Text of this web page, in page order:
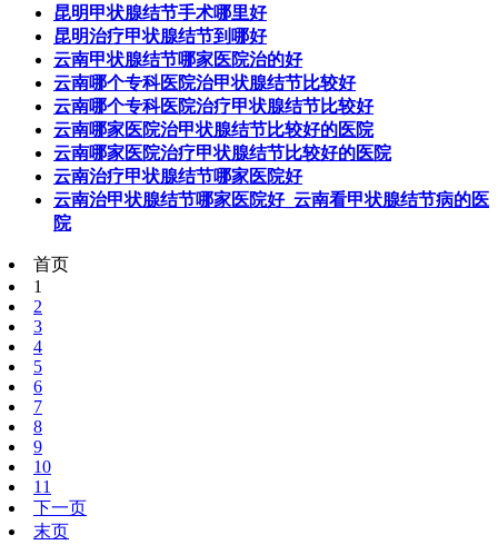
昆明甲状腺结节手术哪里好
昆明治疗甲状腺结节到哪好
云南甲状腺结节哪家医院治的好
云南哪个专科医院治甲状腺结节比较好
云南哪个专科医院治疗甲状腺结节比较好
云南哪家医院治甲状腺结节比较好的医院
云南哪家医院治疗甲状腺结节比较好的医院
云南治疗甲状腺结节哪家医院好
云南治甲状腺结节哪家医院好_云南看甲状腺结节病的医
院
首页
1
2
3
4
5
6
7
8
9
10
11
下一页
末页